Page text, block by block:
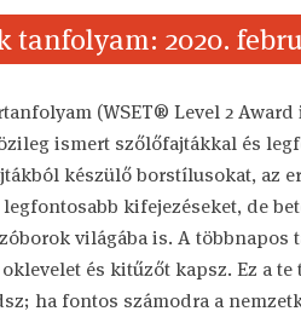
tanfolyam: 2020.
(WSET® Level 2
ismert szőlőfajtákkal és
készülő borstílusokat, az
kifejezéseket, de
világába is. A
és kitűzőt kapsz. Ez a
ha fontos számodra a